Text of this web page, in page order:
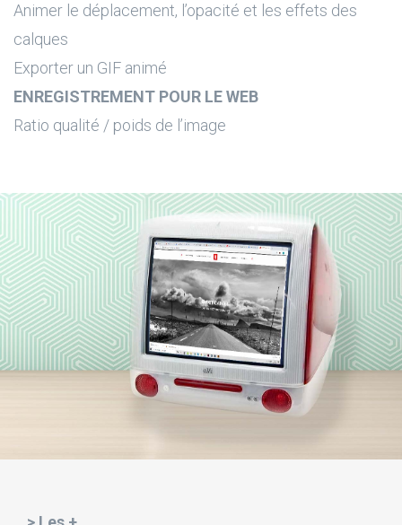
Animer le déplacement, l’opacité et les effets des
calques
Exporter un GIF animé
ENREGISTREMENT POUR LE WEB
Ratio qualité / poids de l’image